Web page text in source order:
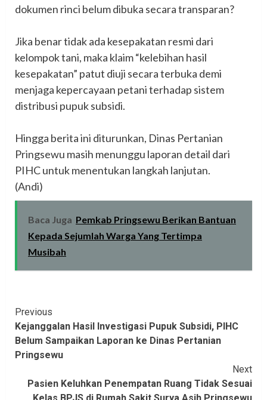
dokumen rinci belum dibuka secara transparan?
‎Jika benar tidak ada kesepakatan resmi dari
kelompok tani, maka klaim “kelebihan hasil
kesepakatan” patut diuji secara terbuka demi
menjaga kepercayaan petani terhadap sistem
distribusi pupuk subsidi.
‎Hingga berita ini diturunkan, Dinas Pertanian
Pringsewu masih menunggu laporan detail dari
PIHC untuk menentukan langkah lanjutan.
‎(Andi)
Baca Juga Pemkab Pringsewu Berikan Bantuan
Kepada Sejumlah Warga Yang Tertimpa
Musibah
Continue
Reading
Previous
‎Kejanggalan Hasil Investigasi Pupuk Subsidi, PIHC
Belum Sampaikan Laporan ke Dinas Pertanian
Pringsewu‎
Next
Pasien Keluhkan Penempatan Ruang Tidak Sesuai
Kelas BPJS di Rumah Sakit Surya Asih Pringsewu